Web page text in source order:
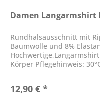
Damen Langarmshirt
Rundhalsausschnitt mit
Baumwolle und 8%
Körper Pflegehinweis:
12,90 € *